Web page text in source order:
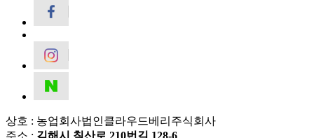
상호 : 농업회사법인클라우드베리주식회사